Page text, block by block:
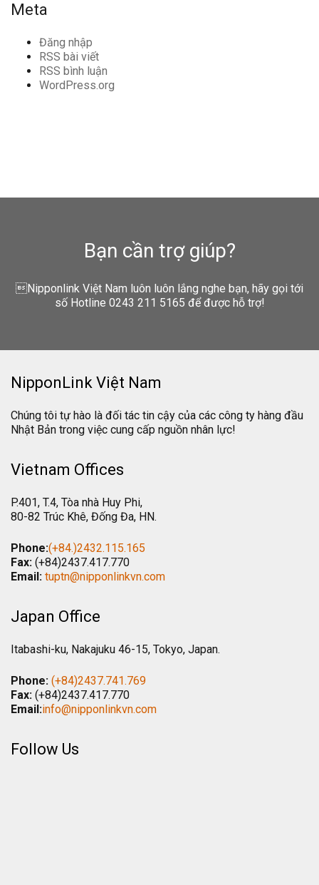
Meta
Đăng nhập
RSS bài viết
RSS bình luận
WordPress.org
Bạn cần trợ giúp?
Nipponlink Việt Nam luôn luôn lắng nghe bạn, hãy gọi tới
số Hotline 0243 211 5165 để được hỗ trợ!
NipponLink Việt Nam
Chúng tôi tự hào là đối tác tin cậy của các công ty hàng đầu
Nhật Bản trong việc cung cấp nguồn nhân lực!
Vietnam Offices
P.401, T.4, Tòa nhà Huy Phi,
80-82 Trúc Khê, Đống Đa, HN.
Phone:(+84.)2432.115.165
Fax: (+84)2437.417.770
Email: tuptn@nipponlinkvn.com
Japan Office
Itabashi-ku, Nakajuku 46-15, Tokyo, Japan.
Phone: (+84)2437.741.769
Fax: (+84)2437.417.770
Email:info@nipponlinkvn.com
Follow Us